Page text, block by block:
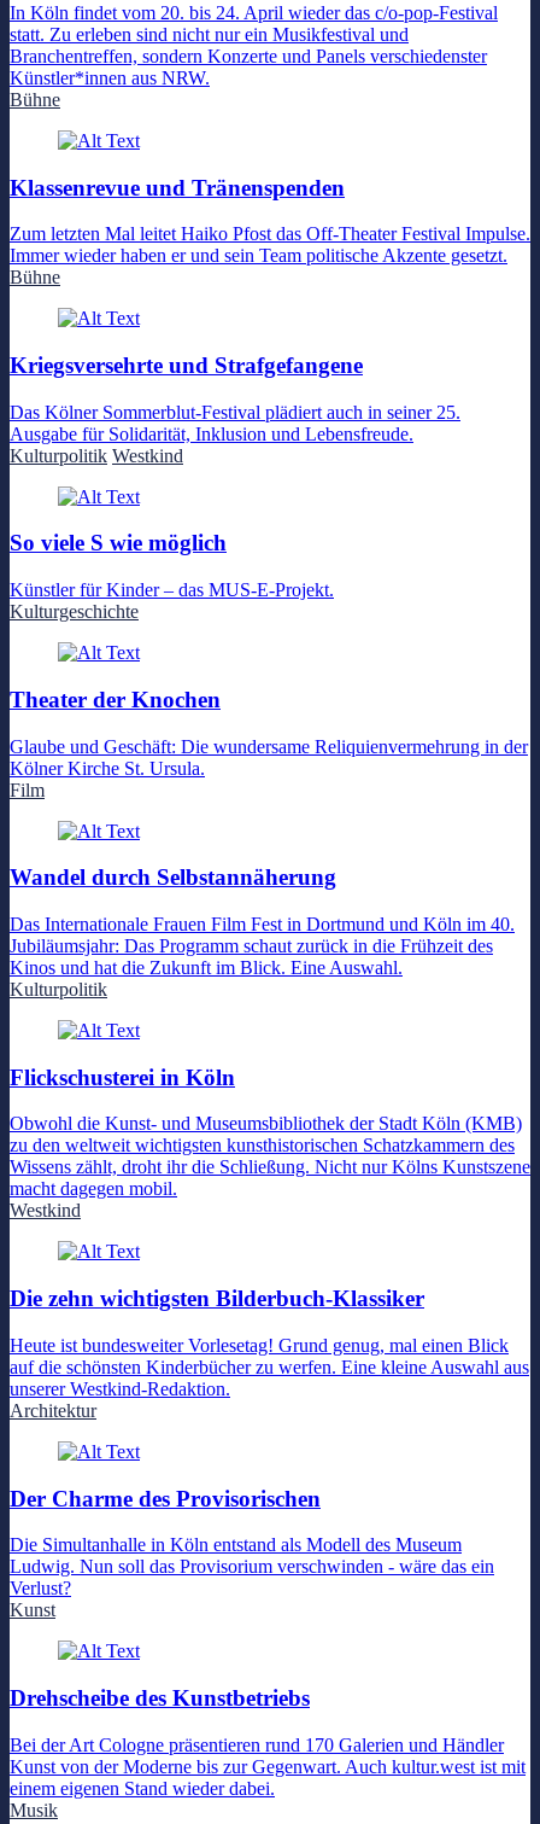
In Köln findet vom 20. bis 24. April wieder das c/o-pop-Festival
statt. Zu erleben sind nicht nur ein Musikfestival und
Branchentreffen, sondern Konzerte und Panels verschiedenster
Künstler*innen aus NRW.
Bühne
Klassenrevue und Tränenspenden
Zum letzten Mal leitet Haiko Pfost das Off-Theater Festival Impulse.
Immer wieder haben er und sein Team politische Akzente gesetzt.
Bühne
Kriegsversehrte und Strafgefangene
Das Kölner Sommerblut-Festival plädiert auch in seiner 25.
Ausgabe für Solidarität, Inklusion und Lebensfreude.
Kulturpolitik Westkind
So viele S wie möglich
Künstler für Kinder – das MUS-E-Projekt.
Kulturgeschichte
Theater der Knochen
Glaube und Geschäft: Die wundersame Reliquienvermehrung in der
Kölner Kirche St. Ursula.
Film
Wandel durch Selbstannäherung
Das Internationale Frauen Film Fest in Dortmund und Köln im 40.
Jubiläumsjahr: Das Programm schaut zurück in die Frühzeit des
Kinos und hat die Zukunft im Blick. Eine Auswahl.
Kulturpolitik
Flickschusterei in Köln
Obwohl die Kunst- und Museumsbibliothek der Stadt Köln (KMB)
zu den weltweit wichtigsten kunsthistorischen Schatzkammern des
Wissens zählt, droht ihr die Schließung. Nicht nur Kölns Kunstszene
macht dagegen mobil.
Westkind
Die zehn wichtigsten Bilderbuch-Klassiker
Heute ist bundesweiter Vorlesetag! Grund genug, mal einen Blick
auf die schönsten Kinderbücher zu werfen. Eine kleine Auswahl aus
unserer Westkind-Redaktion.
Architektur
Der Charme des Provisorischen
Die Simultanhalle in Köln entstand als Modell des Museum
Ludwig. Nun soll das Provisorium verschwinden - wäre das ein
Verlust?
Kunst
Drehscheibe des Kunstbetriebs
Bei der Art Cologne präsentieren rund 170 Galerien und Händler
Kunst von der Moderne bis zur Gegenwart. Auch kultur.west ist mit
einem eigenen Stand wieder dabei.
Musik